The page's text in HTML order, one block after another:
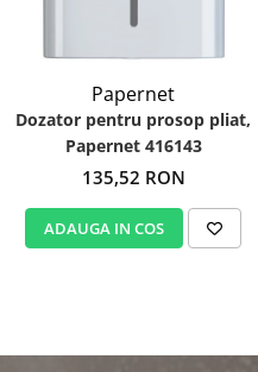
Papernet
Dozator pentru prosop pliat,
Papernet 416143
135,52 RON
ADAUGA IN COS